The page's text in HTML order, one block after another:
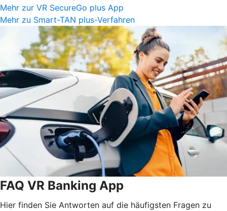
Mehr zur VR SecureGo plus App
Mehr zu Smart-TAN plus-Verfahren
FAQ VR Banking App
Hier finden Sie Antworten auf die häufigsten Fragen zu